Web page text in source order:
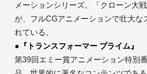
メーションシリーズ。「クローン大
が、フルCGアニメーションで壮大な
れている。
●『トランスフォーマー プライム』
第39回エミー賞アニメーション特別